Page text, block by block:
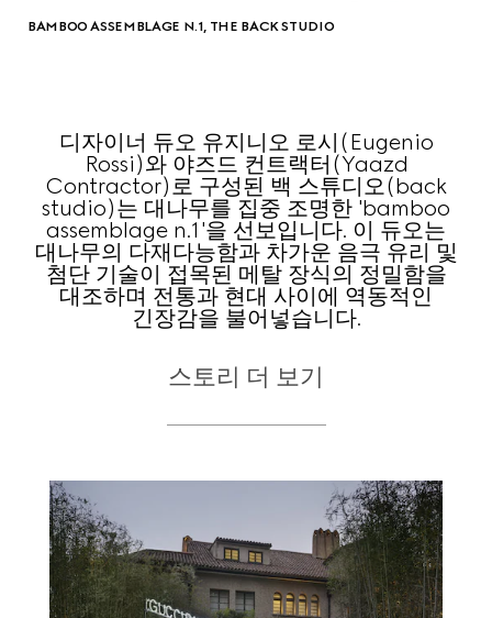
BAMBOO ASSEMBLAGE N.1, THE BACK STUDIO
디자이너 듀오 유지니오 로시(Eugenio
Rossi)와 야즈드 컨트랙터(Yaazd
Contractor)로 구성된 백 스튜디오(back
studio)는 대나무를 집중 조명한 'bamboo
assemblage n.1'을 선보입니다. 이 듀오는
대나무의 다재다능함과 차가운 음극 유리 및
첨단 기술이 접목된 메탈 장식의 정밀함을
대조하며 전통과 현대 사이에 역동적인
긴장감을 불어넣습니다.
스토리 더 보기